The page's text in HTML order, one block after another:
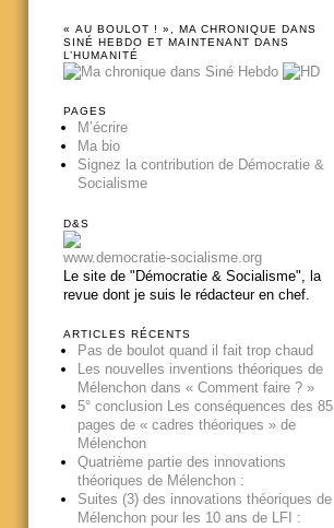
« AU BOULOT ! », MA CHRONIQUE DANS
SINÉ HEBDO ET MAINTENANT DANS
L’HUMANITÉ
PAGES
M’écrire
Ma bio
Signez la contribution de Démocratie &
Socialisme
D&S
www.democratie-socialisme.org
Le site de "Démocratie & Socialisme", la
revue dont je suis le rédacteur en chef.
ARTICLES RÉCENTS
Pas de boulot quand il fait trop chaud
Les nouvelles inventions théoriques de
Mélenchon dans « Comment faire ? »
5° conclusion Les conséquences des 85
pages de « cadres théoriques » de
Mélenchon
Quatrième partie des innovations
théoriques de Mélenchon :
Suites (3) des innovations théoriques de
Mélenchon pour les 10 ans de LFI :